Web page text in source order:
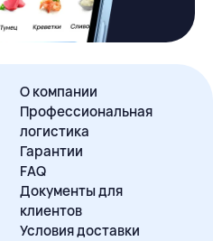
О компании
Профессиональная
логистика
Гарантии
FAQ
Документы для
клиентов
Условия доставки